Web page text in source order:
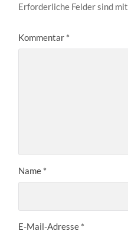
Erforderliche Felder sind mit
Kommentar *
Name *
E-Mail-Adresse *